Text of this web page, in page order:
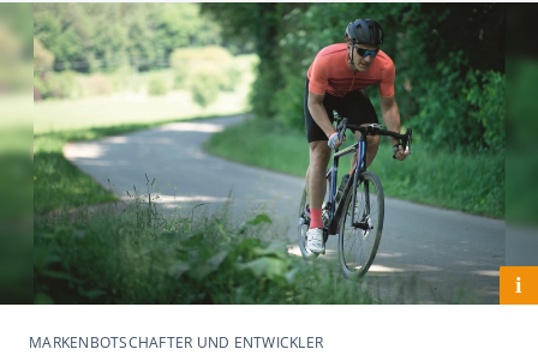
i
MARKENBOTSCHAFTER UND ENTWICKLER